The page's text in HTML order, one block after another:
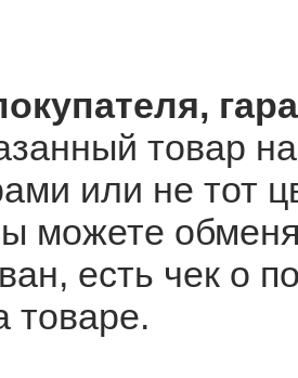
товар
или не тот
можете
есть чек о
товаре.